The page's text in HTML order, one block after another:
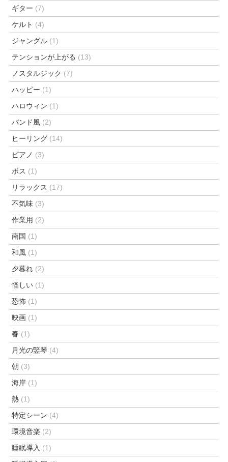
ギター (7)
ケルト (4)
ジャングル (1)
テンションが上がる (13)
ノスタルジック (7)
ハッピー (1)
ハロウィン (1)
バンド風 (2)
ヒーリング (14)
ピアノ (3)
ボス (1)
リラックス (17)
不気味 (3)
作業用 (2)
南国 (1)
和風 (1)
夕暮れ (2)
怪しい (1)
恐怖 (1)
映画 (1)
春 (1)
月光の竪琴 (4)
朝 (3)
海岸 (1)
熱 (1)
特定シーン (4)
環境音楽 (2)
睡眠導入 (1)